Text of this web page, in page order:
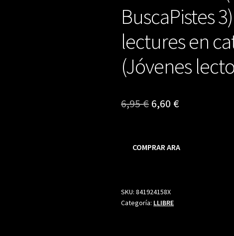
BuscaPistes
lectures en
(Jóvenes
6,95€ El
6,60 €El
COMPRAR ARA
SKU:841924158X
Categoría: LLIBRE